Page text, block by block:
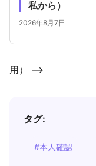
私から）
2026年8月7日
用） -->
タグ:
#本人確認